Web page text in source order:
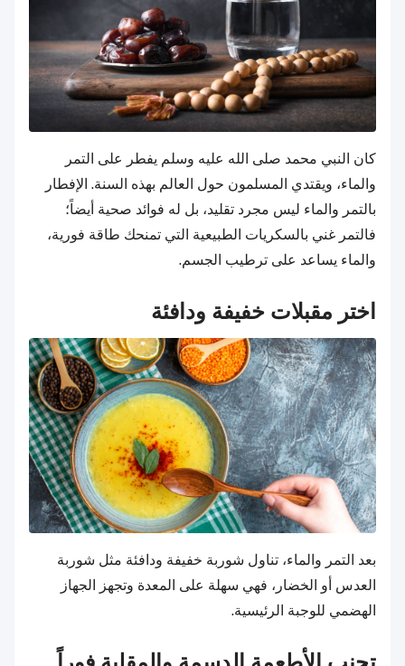
كان النبي محمد صلى الله عليه وسلم يفطر على التمر
والماء، ويقتدي المسلمون حول العالم بهذه السنة. الإفطار
بالتمر والماء ليس مجرد تقليد، بل له فوائد صحية أيضاً؛
فالتمر غني بالسكريات الطبيعية التي تمنحك طاقة فورية،
والماء يساعد على ترطيب الجسم.
اختر مقبلات خفيفة ودافئة
بعد التمر والماء، تناول شوربة خفيفة ودافئة مثل شوربة
العدس أو الخضار، فهي سهلة على المعدة وتجهز الجهاز
الهضمي للوجبة الرئيسية.